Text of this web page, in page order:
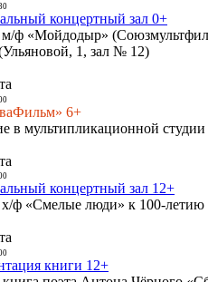
концертный зал 0+
ф «Мойдодыр»
1, зал № 12)
6+
в мультипликационной
концертный зал 12+
ф «Смелые люди» к 100-летию
книги 12+